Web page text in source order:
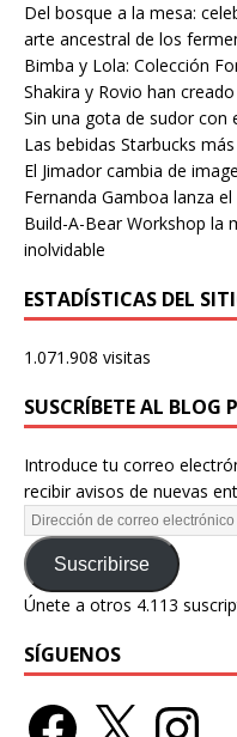
Del bosque a la mesa:
arte ancestral de los
Bimba y Lola: Colección
Shakira y Rovio han
Sin una gota de sudor con
Las bebidas Starbucks
El Jimador cambia de
Fernanda Gamboa lanza
Build-A-Bear Workshop la
inolvidable
ESTADÍSTICAS DEL
1.071.908 visitas
SUSCRÍBETE AL BLOG
Introduce tu correo
recibir avisos de nuevas
Suscribirse
Únete a otros 4.113
SÍGUENOS